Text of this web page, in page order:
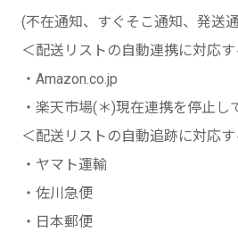
(不在通知、すぐそこ通知、発送
＜配送リストの自動連携に対応
・Amazon.co.jp
・楽天市場(＊)現在連携を停止し
＜配送リストの自動追跡に対応
・ヤマト運輸
・佐川急便
・日本郵便